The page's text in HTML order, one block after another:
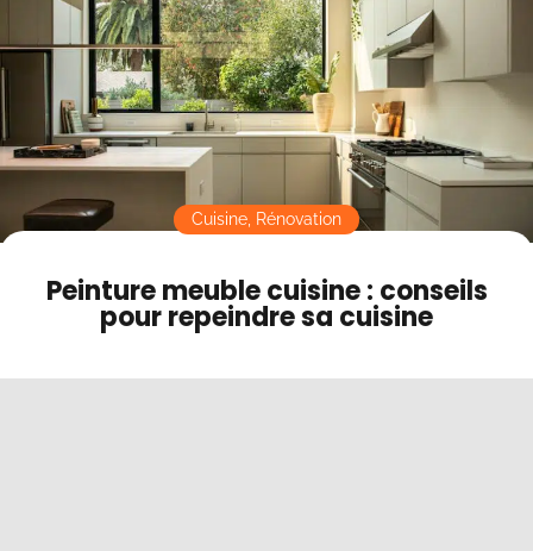
Contact
Mode sombre
Peinture meuble cuisine : conseils
pour repeindre sa cuisine
Cuisine Rénovation